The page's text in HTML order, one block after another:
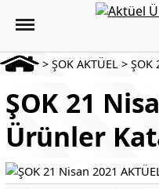
> ŞOK AKTÜEL > ŞOK
ŞOK 21
Ürünler